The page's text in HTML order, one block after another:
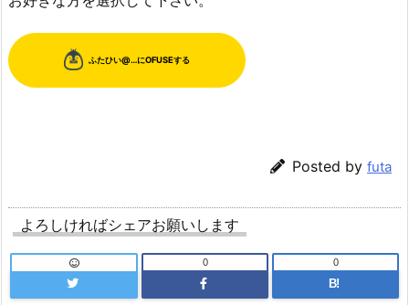
Posted by futa
よろしければシェアお願いします
0
B!
0